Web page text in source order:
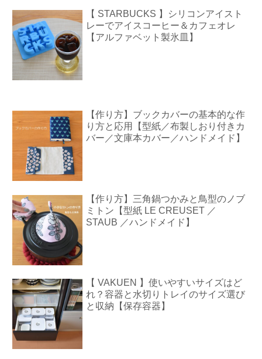
【 STARBUCKS 】シリコンアイスト
レーでアイスコーヒー＆カフェオレ
【アルファベット製氷皿】
【作り方】ブックカバーの基本的な作
り方と応用【型紙／布製しおり付きカ
バー／文庫本カバー／ハンドメイド】
【作り方】三角鍋つかみと鳥型のノブ
ミトン【型紙 LE CREUSET ／
STAUB ／ハンドメイド】
【 VAKUEN 】使いやすいサイズはど
れ？容器と水切りトレイのサイズ選び
と収納【保存容器】